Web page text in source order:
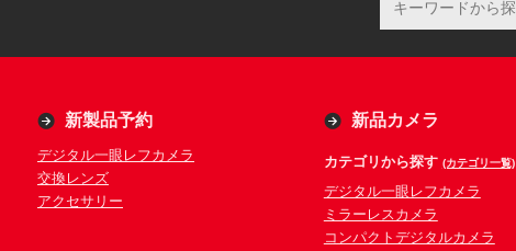
新製品予約
デジタル一眼レフカメラ
交換レンズ
アクセサリー
新品カメラ
カテゴリから探す (カテゴリ一覧)
デジタル一眼レフカメラ
ミラーレスカメラ
コンパクトデジタルカメラ